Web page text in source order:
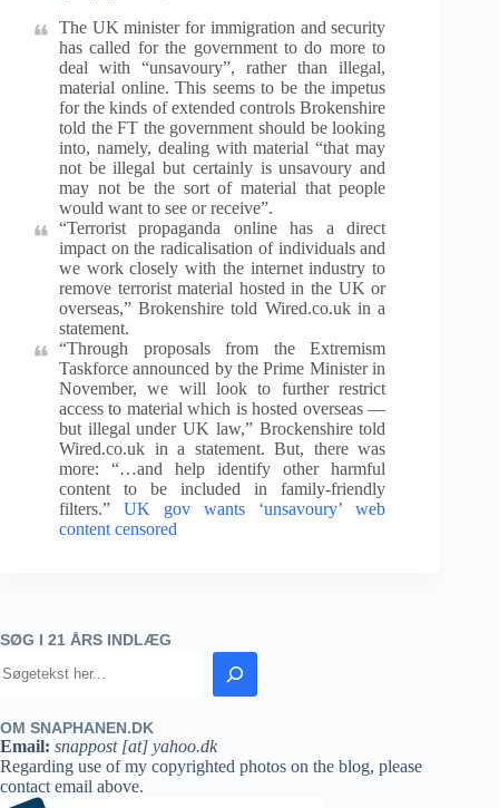
The UK minister for immigration and security
has called for the government to do more to
deal with “unsavoury”, rather than illegal,
material online. This seems to be the impetus
for the kinds of extended controls Brokenshire
told the FT the government should be looking
into, namely, dealing with material “that may
not be illegal but certainly is unsavoury and
may not be the sort of material that people
would want to see or receive”.
“Terrorist propaganda online has a direct
impact on the radicalisation of individuals and
we work closely with the internet industry to
remove terrorist material hosted in the UK or
overseas,” Brokenshire told Wired.co.uk in a
statement.
“Through proposals from the Extremism
Taskforce announced by the Prime Minister in
November, we will look to further restrict
access to material which is hosted overseas —
but illegal under UK law,” Brockenshire told
Wired.co.uk in a statement. But, there was
more: “…and help identify other harmful
content to be included in family-friendly
filters.”UK gov wants ‘unsavoury’ web
content censored
SØG I 21 ÅRS INDLÆG
OM SNAPHANEN.DK
Email: snappost [at] yahoo.dk
Regarding use of my copyrighted photos on the blog, please
contact email above.